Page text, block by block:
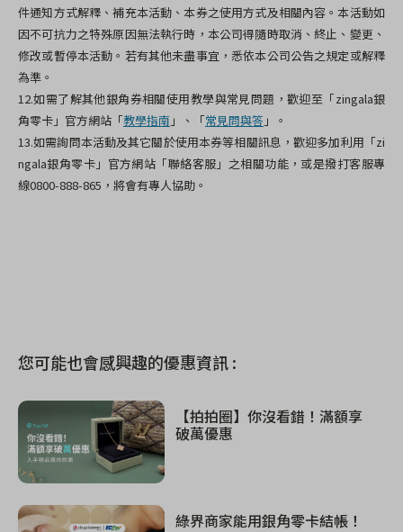
件通知方式解釋、補充本活動、本券之使用方式及相關內容。本活動如
因不可抗力之特殊原因無法執行時，本公司得隨時取消、終止、變更、
修改或暫停本活動。若有其他未盡事宜，悉依本公司公告之規定或解釋
為準。
12.如需了解其他銀角券相關使用教學與常見問題，歡迎至「zingala銀
角零卡」官方網站「教學指南 」、「常見問與答 」。
13.如需詢問本活動及其它關於使用本券等相關訊息，歡迎多加利用「zi
ngala銀角零卡」官方網站「聯絡客服」之相關功能，或是撥打客服專
線0800-888-865，將會有專人協助。
您可能也會感興趣的優惠資訊 :
【拍拍圈】你沒看錯！滿額享
破萬優惠
綠界商家能用銀角零卡結帳！